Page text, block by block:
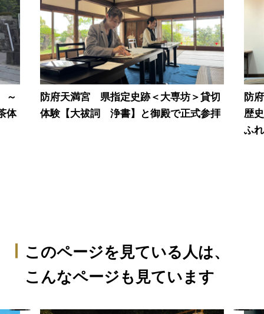
～
体
防府天満宮 県指定史跡＜大専坊＞貸切
体験【大祓詞 浄書】と御殿で正式参拝
防
歴
ふ
このページを見ている人は、
こんなページも見ています